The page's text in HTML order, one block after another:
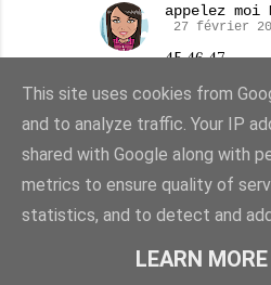
RÉPONDRE
appelez moi
27 février
45 46 47
appelez moi
27 février
Félicitations
envoie un mail!
This site uses cookies from
and to analyze traffic. Your IP
shared with Google along with
metrics to ensure quality of
statistics, and to detect and
LEARN MORE